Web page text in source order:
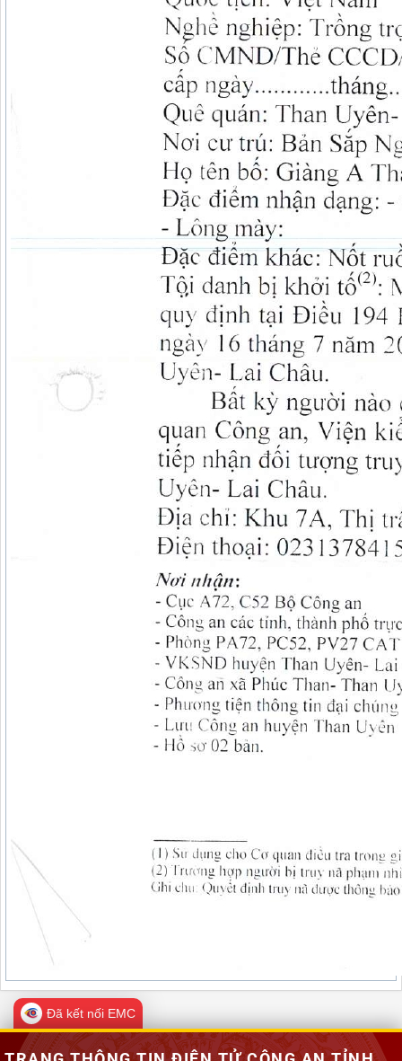
Đã kết nối EMC